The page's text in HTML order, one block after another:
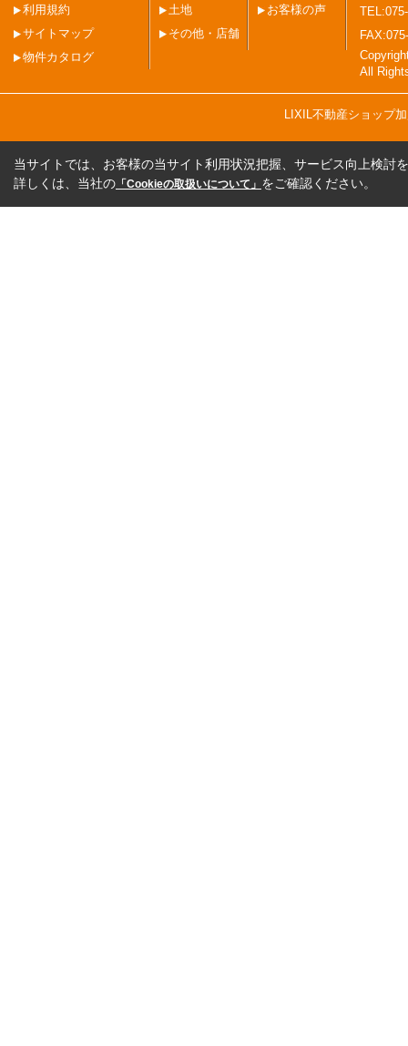
利用規約
サイトマップ
物件カタログ
土地
その他・店舗
お客様の声
All
LIXIL不動産ショップ
当サイトでは、お客様の当サイト利用状況把握、サービス向上検討
詳しくは、当社の 「Cookieの取扱いについて」 をご確認ください。